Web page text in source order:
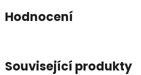
Hodnocení
Související produkty